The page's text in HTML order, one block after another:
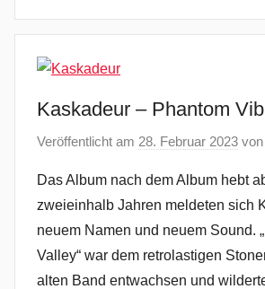
Kaskadeur – Phantom
Veröffentlicht am 28. Februar 2023 von
Das Album nach dem Album hebt
zweieinhalb Jahren meldeten sich
neuem Namen und neuem Sound.
Valley“ war dem retrolastigen
alten Band entwachsen und